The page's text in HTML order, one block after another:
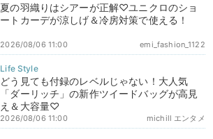
夏の羽織りはシアーが正解♡ユニクロのショ
ートカーデが涼しげ＆冷房対策で使える！
emi_fashion_1122
2026/08/06 11:00
どう見ても付録のレベルじゃない！大人気
「ダーリッチ」の新作ツイードバッグが高見
え＆大容量♡
michill エンタメ
2026/08/06 11:00